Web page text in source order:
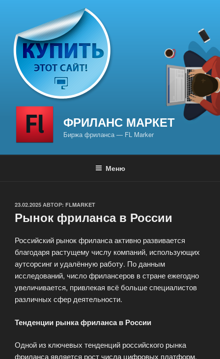
содержимому
ФРИЛАНС МАРКЕТ
Биржа фриланса — FL Marker
Меню
ОПУБЛИКОВАНО
23.02.2025 АВТОР: FLMARKET
Рынок фриланса в России
Российский рынок фриланса активно развивается
благодаря растущему числу компаний, использующих
аутсорсинг и удалённую работу. По данным
исследований, число фрилансеров в стране ежегодно
увеличивается, привлекая всё больше специалистов
различных сфер деятельности.
Тенденции рынка фриланса в России
Одной из ключевых тенденций российского рынка
фриланса является рост числа цифровых платформ,